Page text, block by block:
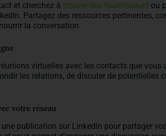
et cherchez à trouver des fournisseurs ou
Partagez des ressources pertinentes,
la conversation.
virtuelles avec les contacts que vous
les relations, de discuter de potentielles
votre réseau
publication sur LinkedIn pour partager